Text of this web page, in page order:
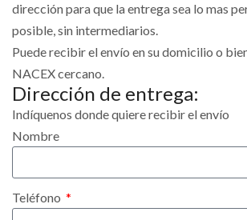
dirección para que la entrega sea lo mas
posible, sin intermediarios.
Puede recibir el envío en su domicilio o
NACEX cercano.
Dirección de entrega:
Indíquenos donde quiere recibir el envío
Nombre
Teléfono